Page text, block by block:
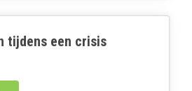
tijdens een crisis